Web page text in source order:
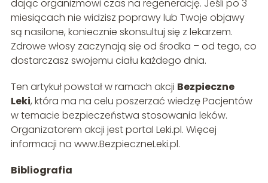
dając organizmowi czas na regenerację. Jeśli po 3
miesiącach nie widzisz poprawy lub Twoje objawy
są nasilone, koniecznie skonsultuj się z lekarzem.
Zdrowe włosy zaczynają się od środka – od tego, co
dostarczasz swojemu ciału każdego dnia.
Ten artykuł powstał w ramach akcji Bezpieczne
Leki, która ma na celu poszerzać wiedzę Pacjentów
w temacie bezpieczeństwa stosowania leków.
Organizatorem akcji jest portal Leki.pl. Więcej
informacji na www.BezpieczneLeki.pl.
Bibliografia